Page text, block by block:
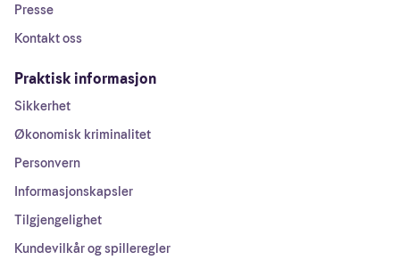
Presse
Kontakt oss
Praktisk informasjon
Sikkerhet
Økonomisk kriminalitet
Personvern
Informasjonskapsler
Tilgjengelighet
Kundevilkår og spilleregler